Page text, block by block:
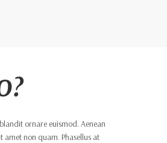
ornare euismod. Aenean
amet non quam. Phasellus at